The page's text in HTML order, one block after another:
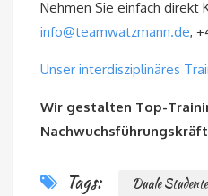
Nehmen Sie einfach direkt
info@teamwatzmann.de,
Unser interdisziplinäres
Wir gestalten Top-
Tags: Duale